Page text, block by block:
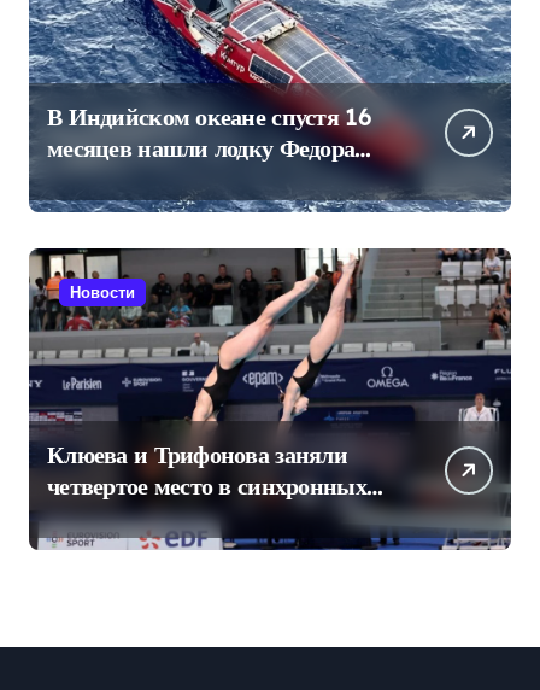
В Индийском океане спустя 16
месяцев нашли лодку Федора
Конюхова
Новости
Клюева и Трифонова заняли
четвертое место в синхронных
прыжках в воду на чемпионате
Европы